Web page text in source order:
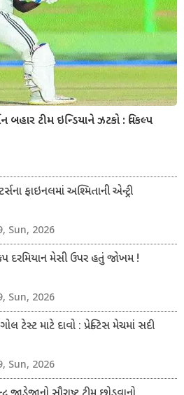
બહાર ટીમ ઇન્ડિયાને ઝટકો : વિકલ્પ
ફાઇનલમાં અશ્મિતાની એન્ટ્રી
Sun, 2026
દરમિયાન મેસી ઉપર હતું જોખમ !
Sun, 2026
ટેસ્ટ માટે દાવો : પ્રેક્ટિસ મેચમાં સદી
Sun, 2026